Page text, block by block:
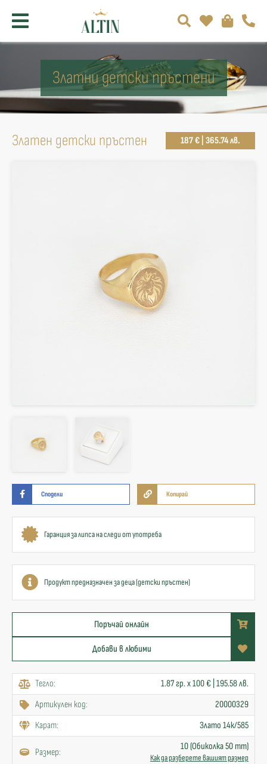
Златни детски пръстени
Златен детски пръстен 187 € | 365.74 лв.
Сподели Копирай
Гаранция за липса на следи от употреба
Продукт предназначен за деца (детски пръстен)
Поръчай онлайн
Добави в любими
Тегло:
1.87 гр. x 100 € | 195.58 лв.
Артикулен код:
20000329
Карат:
Злато 14к/585
Размер: 10 (Обиколка 50 mm)
Как да разберете вашият размер